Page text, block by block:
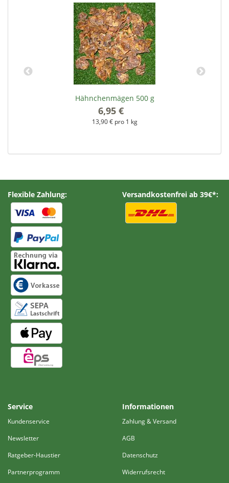
Hähnchenmägen 500 g
6,95 €
13,90 € pro 1 kg
Flexible Zahlung: Versandkostenfrei ab 39€*:
Service
Kundenservice
Newsletter
Ratgeber-Haustier
Partnerprogramm
Informationen
Zahlung & Versand
AGB
Datenschutz
Widerrufsrecht